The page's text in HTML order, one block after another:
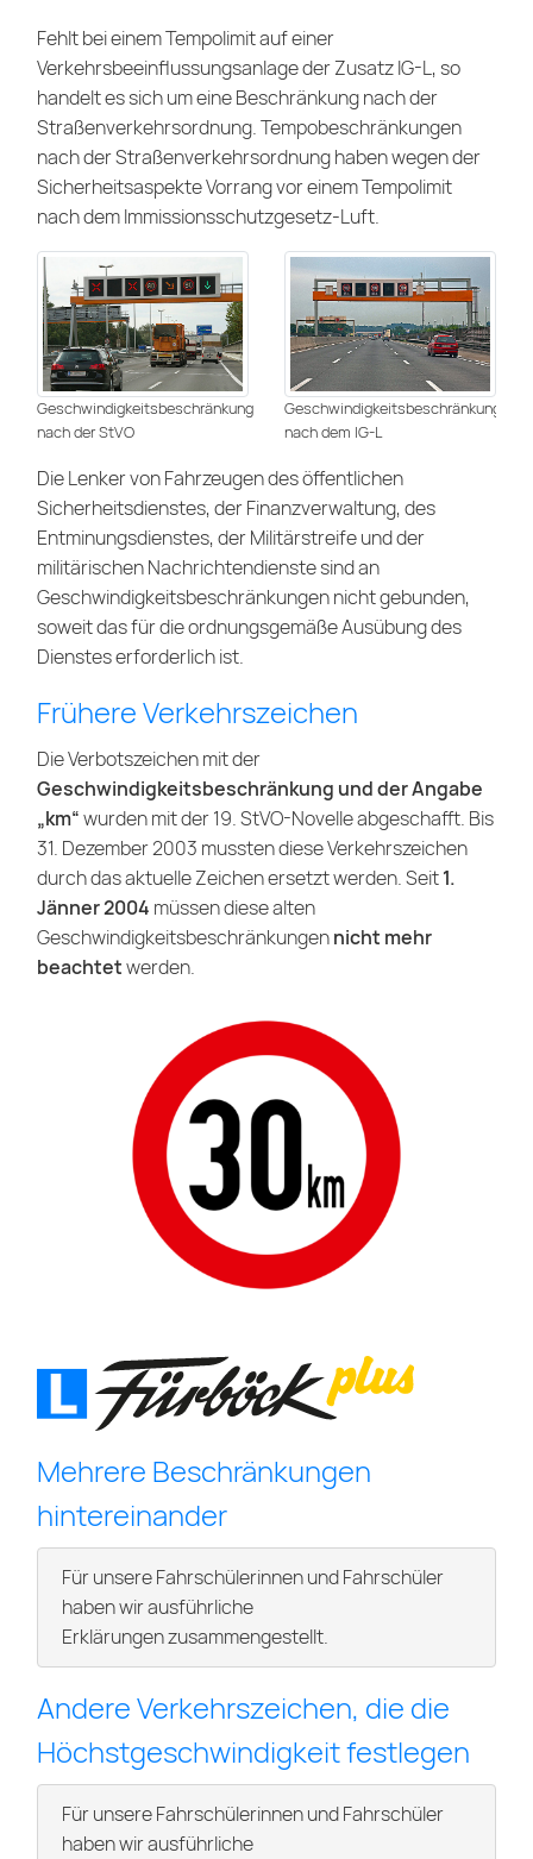
Fehlt bei einem Tempolimit auf einer
Verkehrsbeeinflussungsanlage der Zusatz IG-L, so
handelt es sich um eine Beschränkung nach der
Straßenverkehrsordnung. Tempobeschränkungen
nach der Straßenverkehrsordnung haben wegen der
Sicherheitsaspekte Vorrang vor einem Tempolimit
nach dem Immissionsschutzgesetz-Luft.
Geschwindigkeitsbeschränkung
nach der StVO
Geschwindigkeitsbeschränkung
nach dem IG-L
Die Lenker von Fahrzeugen des öffentlichen
Sicherheitsdienstes, der Finanzverwaltung, des
Entminungsdienstes, der Militärstreife und der
militärischen Nachrichtendienste sind an
Geschwindigkeitsbeschränkungen nicht gebunden,
soweit das für die ordnungsgemäße Ausübung des
Dienstes erforderlich ist.
Frühere Verkehrszeichen
Die Verbotszeichen mit der
Geschwindigkeitsbeschränkung und der Angabe
„km“wurden mit der 19. StVO-Novelle abgeschafft. Bis
31. Dezember 2003 mussten diese Verkehrszeichen
durch das aktuelle Zeichen ersetzt werden. Seit1.
Jänner 2004 müssen diese alten
Geschwindigkeitsbeschränkungennicht mehr
beachtetwerden.
Mehrere Beschränkungen
hintereinander
Für unsere Fahrschülerinnen und Fahrschüler
haben wir ausführliche
Erklärungen zusammengestellt.
Andere Verkehrszeichen, die die
Höchstgeschwindigkeit festlegen
Für unsere Fahrschülerinnen und Fahrschüler
haben wir ausführliche